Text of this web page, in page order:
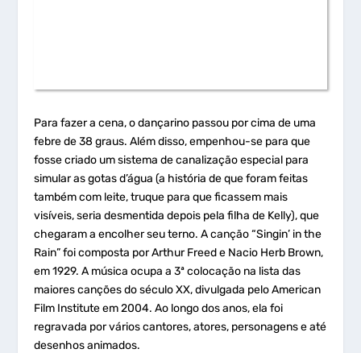
Para fazer a cena, o dançarino passou por cima de uma
febre de 38 graus. Além disso, empenhou-se para que
fosse criado um sistema de canalização especial para
simular as gotas d’água (a história de que foram feitas
também com leite, truque para que ficassem mais
visíveis, seria desmentida depois pela filha de Kelly), que
chegaram a encolher seu terno. A canção “Singin’ in the
Rain” foi composta por Arthur Freed e Nacio Herb Brown,
em 1929. A música ocupa a 3ª colocação na lista das
maiores canções do século XX, divulgada pelo American
Film Institute em 2004. Ao longo dos anos, ela foi
regravada por vários cantores, atores, personagens e até
desenhos animados.